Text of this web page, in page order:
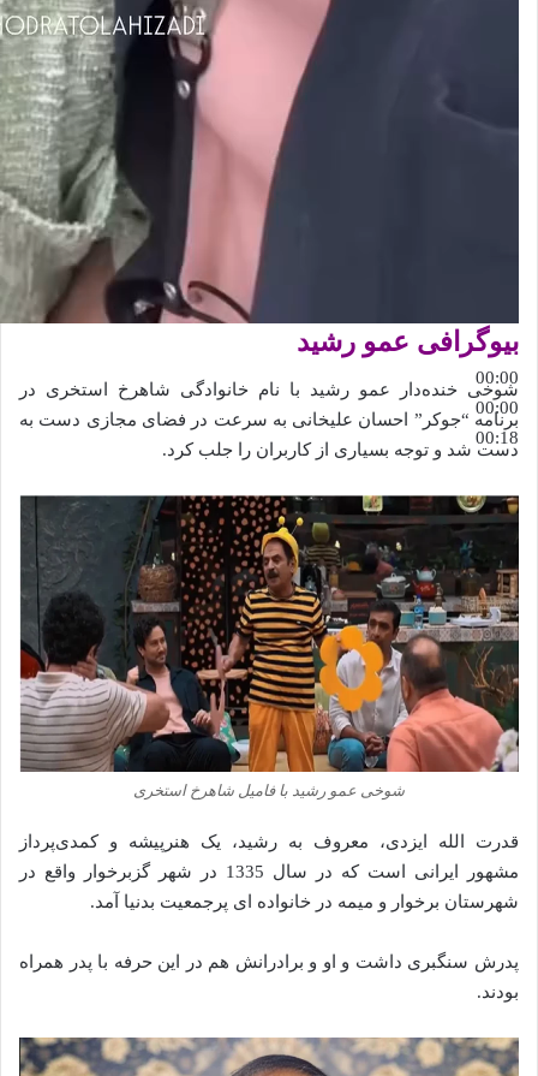
00:00
00:00
00:18
بیوگرافی عمو رشید
شوخی خنده‌دار عمو رشید با نام خانوادگی شاهرخ استخری در
برنامه “جوکر” احسان علیخانی به سرعت در فضای مجازی دست به
دست شد و توجه بسیاری از کاربران را جلب کرد.
شوخی عمو رشید با فامیل شاهرخ استخری
قدرت الله ایزدی، معروف به رشید، یک هنرپیشه و کمدی‌پرداز
مشهور ایرانی است که در سال 1335 در شهر گزبرخوار واقع در
شهرستان برخوار و میمه در خانواده ای پرجمعیت بدنیا آمد.
پدرش سنگبری داشت و او و برادرانش هم در این حرفه با پدر همراه
بودند.